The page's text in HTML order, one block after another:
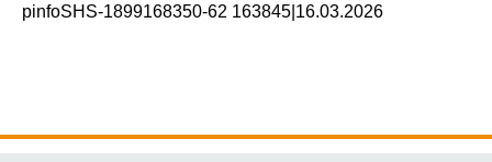
pinfoSHS-1899168350-62 163845 16.03.2026